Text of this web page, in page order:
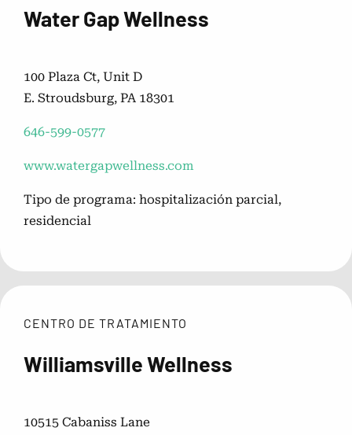
Water Gap Wellness
100 Plaza Ct, Unit D
E. Stroudsburg, PA 18301
646-599-0577
www.watergapwellness.com
Tipo de programa: hospitalización parcial,
residencial
CENTRO DE TRATAMIENTO
Williamsville Wellness
10515 Cabaniss Lane